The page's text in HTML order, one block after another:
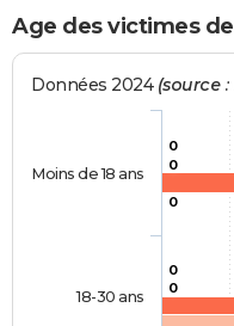
Age des victimes
Données 2024 (source
0
0
0
0
0
Moins de 18 ans
18-30 ans